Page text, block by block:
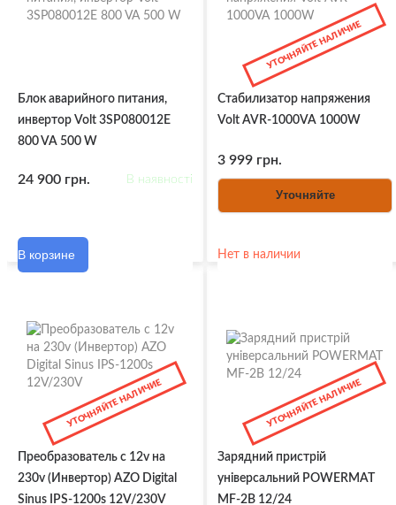
Блок аварийного питания,
инвертор Volt 3SP080012E
800 VA 500 W
24 900 грн. В наявності
В корзине
УТОЧНЯЙТЕ НАЛИЧИЕ
Стабилизатор напряжения
Volt AVR-1000VA 1000W
3 999 грн.
Уточняйте
Нет в наличии
УТОЧНЯЙТЕ НАЛИЧИЕ
Преобразователь с 12v на
230v (Инвертор) AZO Digital
Sinus IPS-1200s 12V/230V
УТОЧНЯЙТЕ НАЛИЧИЕ
Зарядний пристрій
універсальний POWERMAT
MF-2B 12/24